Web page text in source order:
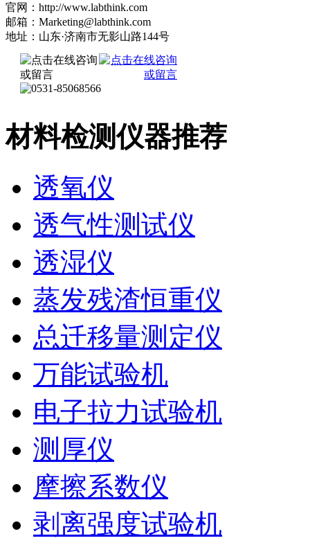
官网：http://www.labthink.com
邮箱：Marketing@labthink.com
地址：山东·济南市无影山路144号
材料检测仪器推荐
透氧仪
透气性测试仪
透湿仪
蒸发残渣恒重仪
总迁移量测定仪
万能试验机
电子拉力试验机
测厚仪
摩擦系数仪
剥离强度试验机